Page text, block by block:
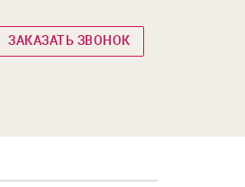
ЗАКАЗАТЬ ЗВОНОК